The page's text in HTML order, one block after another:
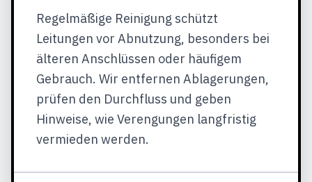
Regelmäßige Reinigung schützt
Leitungen vor Abnutzung, besonders bei
älteren Anschlüssen oder häufigem
Gebrauch. Wir entfernen Ablagerungen,
prüfen den Durchfluss und geben
Hinweise, wie Verengungen langfristig
vermieden werden.